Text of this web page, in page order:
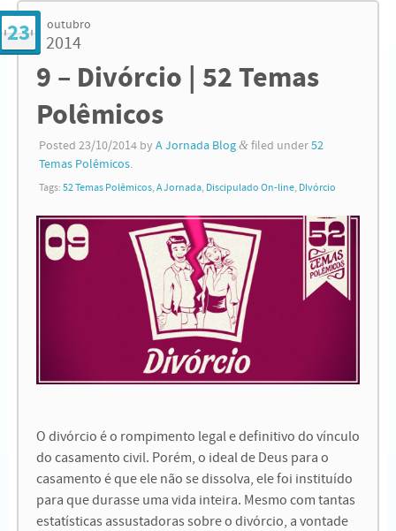
23 outubro
2014
9 – Divórcio | 52 Temas
Polêmicos
Posted 23/10/2014by A Jornada Blog &filed under52
Temas Polêmicos.
Tags: 52 Temas Polêmicos, A Jornada, Discipulado On-line, DIvórcio
O divórcio é o rompimento legal e definitivo do vínculo
do casamento civil. Porém, o ideal de Deus para o
casamento é que ele não se dissolva, ele foi instituído
para que durasse uma vida inteira. Mesmo com tantas
estatísticas assustadoras sobre o divórcio, a vontade